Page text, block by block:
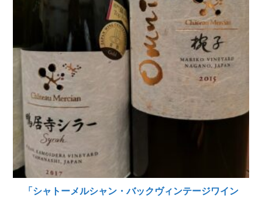
「シャトーメルシャン・バックヴィンテージワイン